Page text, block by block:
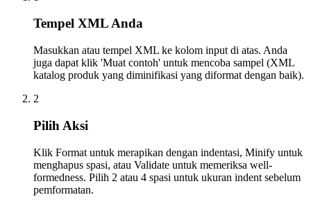
Tempel XML Anda
Masukkan atau tempel XML ke kolom input di atas. Anda
juga dapat klik 'Muat contoh' untuk mencoba sampel (XML
katalog produk yang diminifikasi yang diformat dengan baik).
2
Pilih Aksi
Klik Format untuk merapikan dengan indentasi, Minify untuk
menghapus spasi, atau Validate untuk memeriksa well-
formedness. Pilih 2 atau 4 spasi untuk ukuran indent sebelum
pemformatan.